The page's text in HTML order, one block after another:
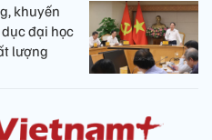
khuyến
đại học
lượng​